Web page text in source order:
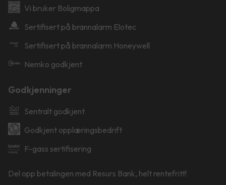
Vi bruker Boligmappa
Sertifisert på brannalarm Elotec
Sertifisert på brannalarm Honeywell
Nemko godkjent
Godkjenninger
Sentralt godkjent
Godkjent opplæringsbedrift
F-gass sertifisering
Del opp betalingen med Resurs Bank, helt rentefritt!